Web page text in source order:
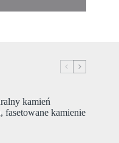
kamień
fasetowane kamienie